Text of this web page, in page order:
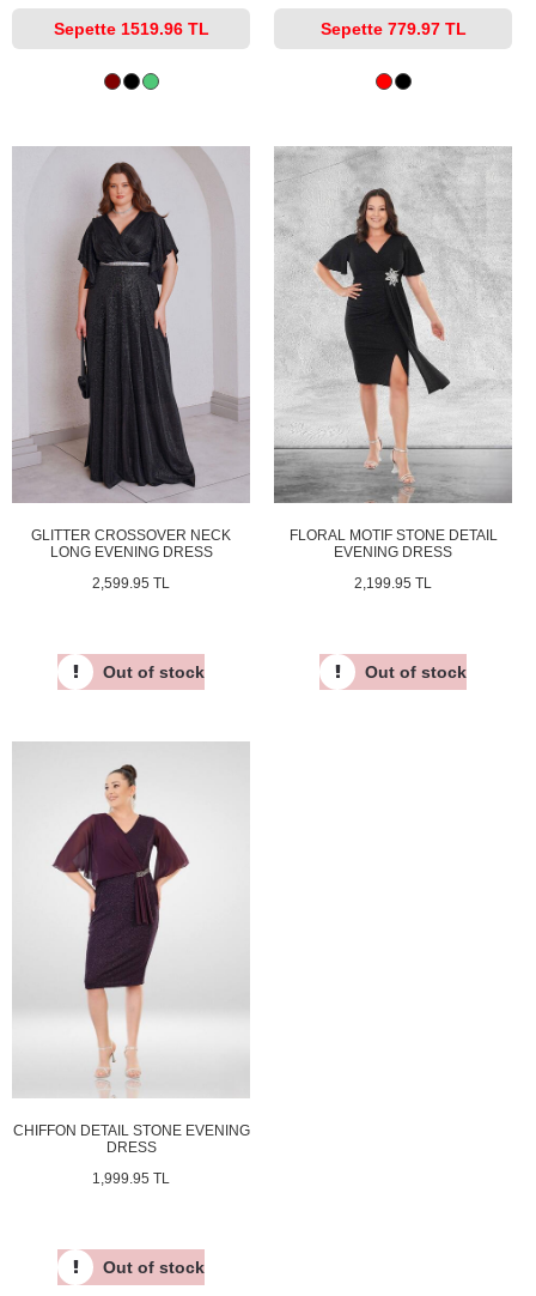
Sepette 1519.96 TL Sepette 779.97 TL
GLITTER CROSSOVER NECK
LONG EVENING DRESS
2,599.95 TL
Out of stock
FLORAL MOTIF STONE DETAIL
EVENING DRESS
2,199.95 TL
Out of stock
CHIFFON DETAIL STONE EVENING
DRESS
1,999.95 TL
Out of stock